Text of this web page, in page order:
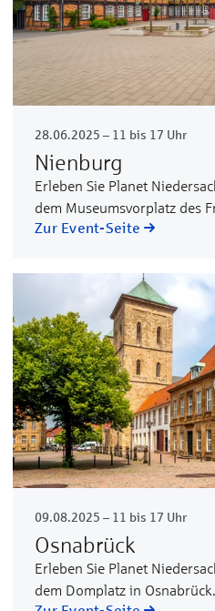
28.06.2025 – 11 bis 17 Uhr
Nienburg
Erleben Sie Planet
dem Museumsvorplatz des
Zur Event-Seite
09.08.2025 – 11 bis 17 Uhr
Osnabrück
Erleben Sie Planet
dem Domplatz in Osnabrück.